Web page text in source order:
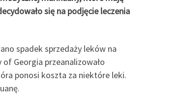
się na podjęcie leczenia
spadek sprzedaży leków na
Georgia przeanalizowało
ponosi koszta za niektóre leki.